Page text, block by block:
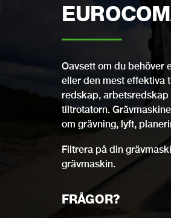
Oavsett om du behöver
eller den mest effektiva
redskap,
tiltrotatorn.
om grävning, lyft,
Filtrera på din
grävmaskin.
FRÅGOR?